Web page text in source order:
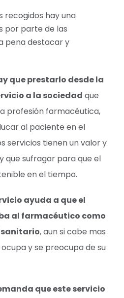
recogidos hay una
por parte de las
pena destacar y
que prestarlo desde la
a la sociedad que
profesión farmacéutica,
al paciente en el
servicios tienen un valor y
que sufragar para que el
en el tiempo.
ayuda a que el
al farmacéutico como
, aun si cabe mas
y se preocupa de su
que este servicio